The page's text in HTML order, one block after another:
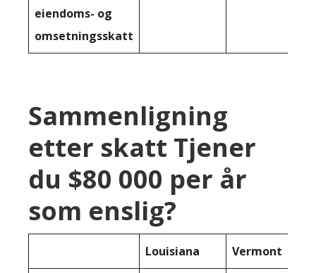
eiendoms- og
omsetningsskatt
Sammenligning
etter skatt Tjener
du $80 000 per år
som enslig?
Louisiana Vermont